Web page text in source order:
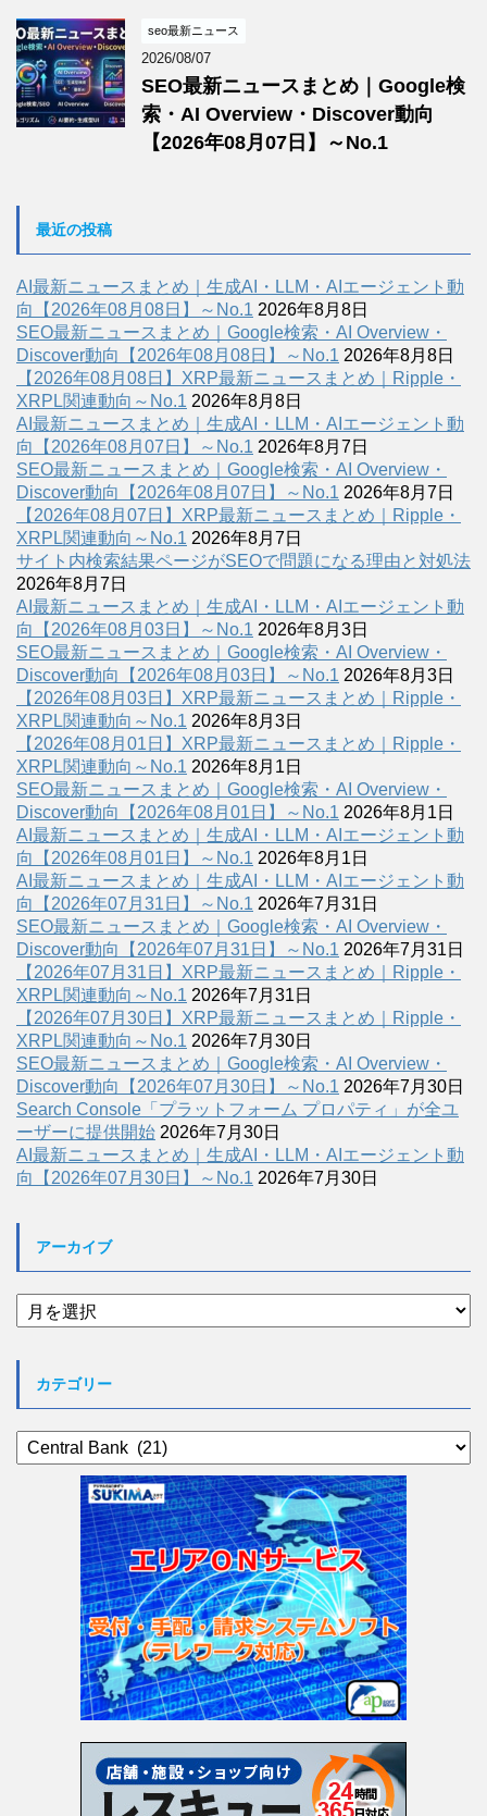
seo最新ニュース
2026/08/07
SEO最新ニュースまとめ｜Google検
索・AI Overview・Discover動向
【2026年08月07日】～No.1
最近の投稿
AI最新ニュースまとめ｜生成AI・LLM・AIエージェント動
向【2026年08月08日】～No.1 2026年8月8日
SEO最新ニュースまとめ｜Google検索・AI Overview・
Discover動向【2026年08月08日】～No.1 2026年8月8日
【2026年08月08日】XRP最新ニュースまとめ｜Ripple・
XRPL関連動向～No.1 2026年8月8日
AI最新ニュースまとめ｜生成AI・LLM・AIエージェント動
向【2026年08月07日】～No.1 2026年8月7日
SEO最新ニュースまとめ｜Google検索・AI Overview・
Discover動向【2026年08月07日】～No.1 2026年8月7日
【2026年08月07日】XRP最新ニュースまとめ｜Ripple・
XRPL関連動向～No.1 2026年8月7日
サイト内検索結果ページがSEOで問題になる理由と対処法
2026年8月7日
AI最新ニュースまとめ｜生成AI・LLM・AIエージェント動
向【2026年08月03日】～No.1 2026年8月3日
SEO最新ニュースまとめ｜Google検索・AI Overview・
Discover動向【2026年08月03日】～No.1 2026年8月3日
【2026年08月03日】XRP最新ニュースまとめ｜Ripple・
XRPL関連動向～No.1 2026年8月3日
【2026年08月01日】XRP最新ニュースまとめ｜Ripple・
XRPL関連動向～No.1 2026年8月1日
SEO最新ニュースまとめ｜Google検索・AI Overview・
Discover動向【2026年08月01日】～No.1 2026年8月1日
AI最新ニュースまとめ｜生成AI・LLM・AIエージェント動
向【2026年08月01日】～No.1 2026年8月1日
AI最新ニュースまとめ｜生成AI・LLM・AIエージェント動
向【2026年07月31日】～No.1 2026年7月31日
SEO最新ニュースまとめ｜Google検索・AI Overview・
Discover動向【2026年07月31日】～No.1 2026年7月31日
【2026年07月31日】XRP最新ニュースまとめ｜Ripple・
XRPL関連動向～No.1 2026年7月31日
【2026年07月30日】XRP最新ニュースまとめ｜Ripple・
XRPL関連動向～No.1 2026年7月30日
SEO最新ニュースまとめ｜Google検索・AI Overview・
Discover動向【2026年07月30日】～No.1 2026年7月30日
Search Console「プラットフォーム プロパティ」が全ユ
ーザーに提供開始 2026年7月30日
AI最新ニュースまとめ｜生成AI・LLM・AIエージェント動
向【2026年07月30日】～No.1 2026年7月30日
アーカイブ
ア
ー
カテゴリー
カ
テ